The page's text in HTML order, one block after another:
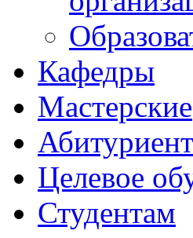
Кафедры
Мастерские
Целевое
Студентам